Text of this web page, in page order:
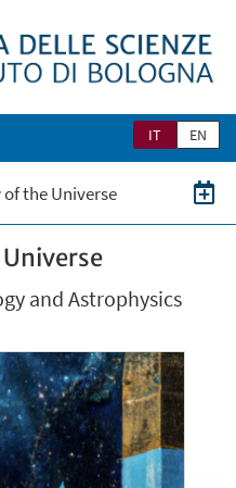
IT EN
the Universe
and Astrophysics